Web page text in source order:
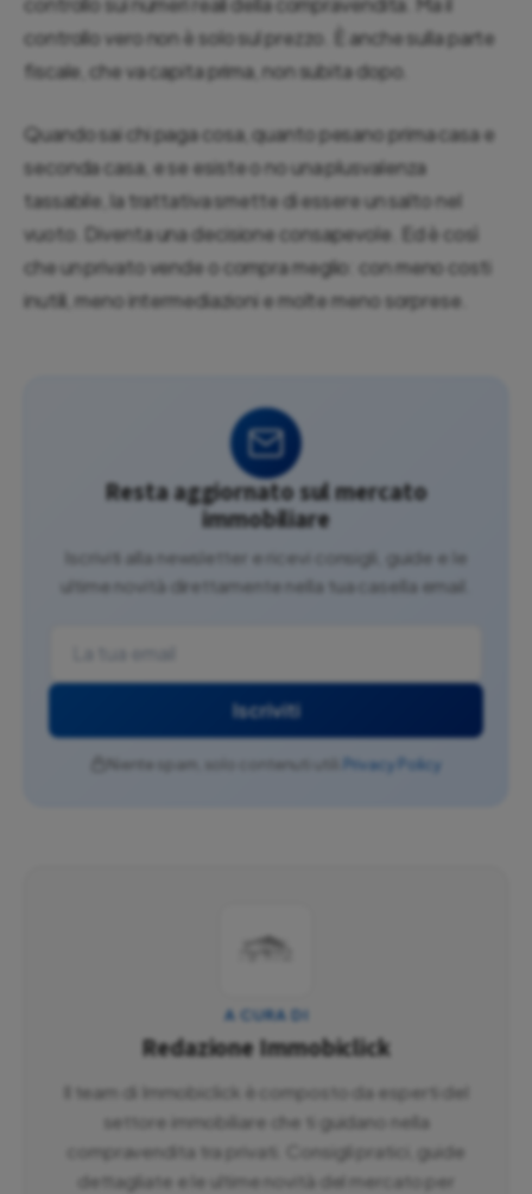
controllo vero non è solo sul prezzo. È anche sulla parte
fiscale, che va capita prima, non subita dopo.
Quando sai chi paga cosa, quanto pesano prima casa e
seconda casa, e se esiste o no una plusvalenza
tassabile, la trattativa smette di essere un salto nel
vuoto. Diventa una decisione consapevole. Ed è così
che un privato vende o compra meglio: con meno costi
inutili, meno intermediazioni e molte meno sorprese.
Resta aggiornato sul mercato
immobiliare
Iscriviti alla newsletter e ricevi consigli, guide e le
ultime novità direttamente nella tua casella email.
Iscriviti
Niente spam, solo contenuti utili. Privacy Policy
A CURA DI
Redazione Immobiclick
Il team di Immobiclick è composto da esperti del
settore immobiliare che ti guidano nella
compravendita tra privati. Consigli pratici, guide
dettagliate e le ultime novità del mercato per